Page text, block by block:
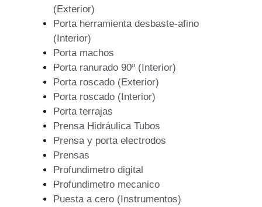
(Exterior)
Porta herramienta desbaste-afino
(Interior)
Porta machos
Porta ranurado 90º (Interior)
Porta roscado (Exterior)
Porta roscado (Interior)
Porta terrajas
Prensa Hidráulica Tubos
Prensa y porta electrodos
Prensas
Profundimetro digital
Profundimetro mecanico
Puesta a cero (Instrumentos)